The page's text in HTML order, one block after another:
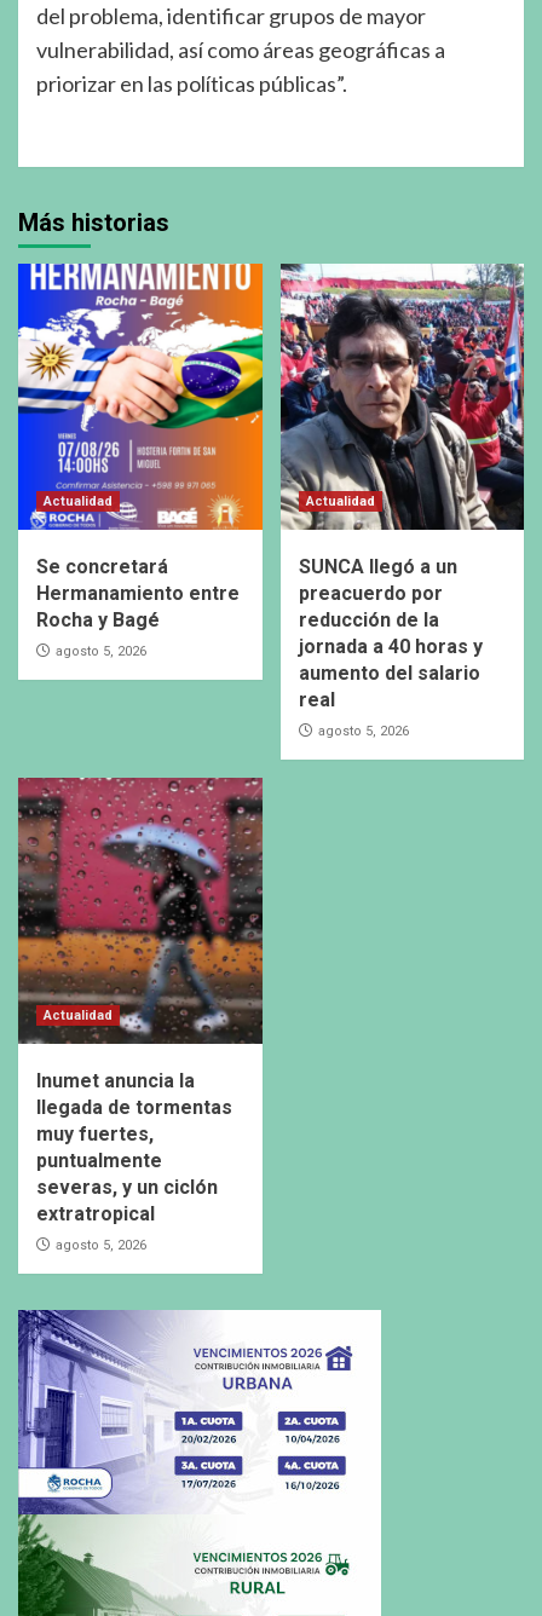
del problema, identificar grupos de mayor
vulnerabilidad, así como áreas geográficas a
priorizar en las políticas públicas”.
Más historias
Actualidad
Se concretará
Hermanamiento entre
Rocha y Bagé
agosto 5, 2026
Actualidad
SUNCA llegó a un
preacuerdo por
reducción de la
jornada a 40 horas y
aumento del salario
real
agosto 5, 2026
Actualidad
Inumet anuncia la
llegada de tormentas
muy fuertes,
puntualmente
severas, y un ciclón
extratropical
agosto 5, 2026